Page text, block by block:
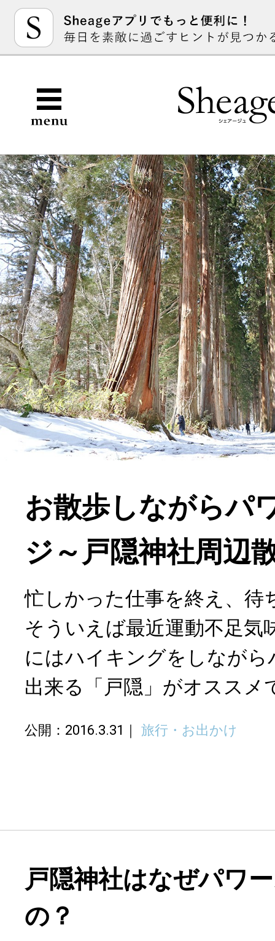
お散歩しながらパ
ジ～戸隠神社周辺
忙しかった仕事を終え、待
そういえば最近運動不足気
にはハイキングをしなが
出来る「戸隠」がオススメ
公開：2016.3.31 旅行・お出かけ
戸隠神社はなぜパワ
の？